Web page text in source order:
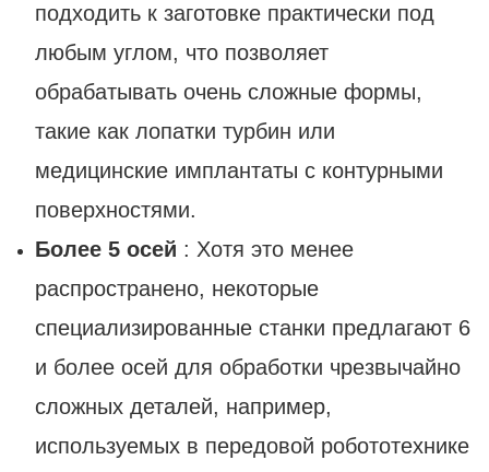
подходить к заготовке практически под
любым углом, что позволяет
обрабатывать очень сложные формы,
такие как лопатки турбин или
медицинские имплантаты с контурными
поверхностями.
Более 5 осей : Хотя это менее
распространено, некоторые
специализированные станки предлагают 6
и более осей для обработки чрезвычайно
сложных деталей, например,
используемых в передовой робототехнике